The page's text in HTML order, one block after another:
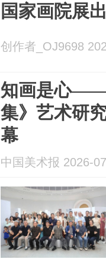
国家画院展
创作者_OJ9698
知画是心——
集》艺术研
幕
中国美术报 2026-